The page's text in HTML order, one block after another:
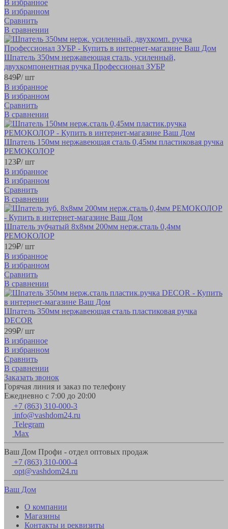
В избранное
В избранном
Сравнить
В сравнении
Шпатель 350мм нержавеющая сталь, усиленный,
двухкомпонентная ручка Профессионал ЗУБР
849₽/ шт
В избранное
В избранном
Сравнить
В сравнении
Шпатель 150мм нержавеющая сталь 0,45мм пластиковая ручка
РЕМОКОЛОР
123₽/ шт
В избранное
В избранном
Сравнить
В сравнении
Шпатель зубчатый 8х8мм 200мм нерж.сталь 0,4мм
РЕМОКОЛОР
129₽/ шт
В избранное
В избранном
Сравнить
В сравнении
Шпатель 350мм нержавеющая сталь пластиковая ручка
DECOR
299₽/ шт
В избранное
В избранном
Сравнить
В сравнении
Заказать звонок
Горячая линия и заказ по телефону
Ежедневно с 7:00 до 20:00
+7 (863) 310-000-3
info@vashdom24.ru
Telegram
Max
Ваш Дом Профи - отдел оптовых продаж
+7 (863) 310-000-4
opt@vashdom24.ru
Ваш Дом
О компании
Магазины
Контакты и реквизиты